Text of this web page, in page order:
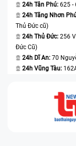
24h Tân Phú: 625 -
24h Tăng Nhơn
Thủ Đức cũ)
24h Thủ Đức: 256
Đức Cũ)
24h Dĩ An: 70
24h Vũng Tàu: